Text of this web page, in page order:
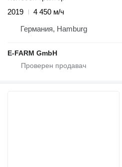
2019
4 450 м/ч
Германия, Hamburg
E-FARM GmbH